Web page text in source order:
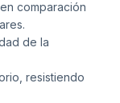
comparación
de la
resistiendo